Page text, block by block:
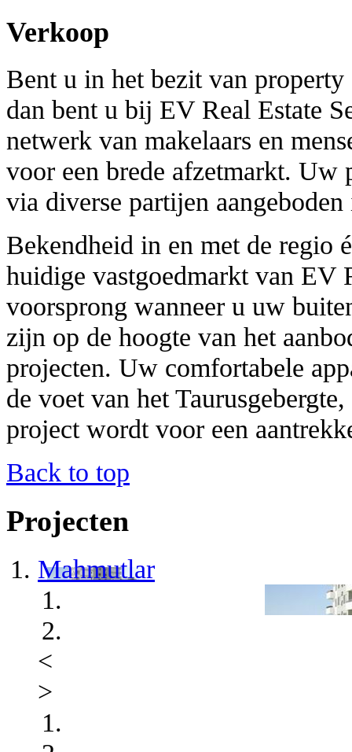
Verkoop
Bent u in het bezit van
dan bent u bij EV Real Estate
netwerk van makelaars en
voor een brede afzetmarkt. Uw
via diverse partijen
Bekendheid in en met de regio
huidige vastgoedmarkt van EV
voorsprong wanneer u uw
zijn op de hoogte van het
projecten. Uw comfortabele
de voet van het
project wordt voor een
Back to top
Projecten
Mahmutlar
<
>